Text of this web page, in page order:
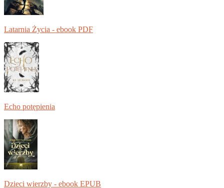
Latarnia Życia - ebook PDF
Echo potępienia
Dzieci wierzby - ebook EPUB